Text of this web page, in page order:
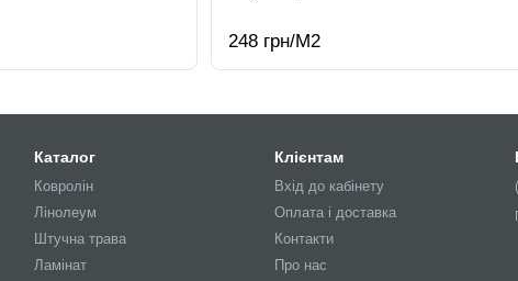
248 грн/М2
Каталог
Ковролін
Лінолеум
Штучна трава
Ламінат
Клієнтам
Вхід до кабінету
Оплата і доставка
Контакти
Про нас